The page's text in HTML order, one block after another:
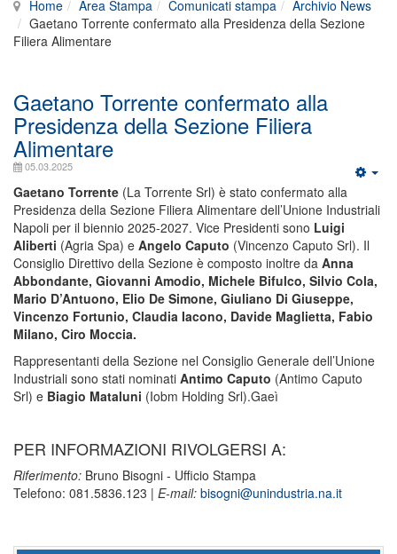
Home Area Stampa Comunicati stampa
Archivio News
Gaetano Torrente confermato alla Presidenza della Sezione
Filiera Alimentare
Gaetano Torrente confermato alla
Presidenza della Sezione Filiera
Alimentare
05.03.2025
Gaetano Torrente (La Torrente Srl) è stato confermato alla
Presidenza della Sezione Filiera Alimentare dell’Unione Industriali
Napoli per il biennio 2025-2027. Vice Presidenti sono Luigi
Aliberti (Agria Spa) e Angelo Caputo (Vincenzo Caputo Srl). Il
Consiglio Direttivo della Sezione è composto inoltre da Anna
Abbondante, Giovanni Amodio, Michele Bifulco, Silvio Cola,
Mario D’Antuono, Elio De Simone, Giuliano Di Giuseppe,
Vincenzo Fortunio, Claudia Iacono, Davide Maglietta, Fabio
Milano, Ciro Moccia.
Rappresentanti della Sezione nel Consiglio Generale dell’Unione
Industriali sono stati nominati Antimo Caputo (Antimo Caputo
Srl) e Biagio Mataluni (Iobm Holding Srl).Gaeì
PER INFORMAZIONI RIVOLGERSI A:
Riferimento: Bruno Bisogni - Ufficio Stampa
Telefono: 081.5836.123 | E-mail: bisogni@unindustria.na.it